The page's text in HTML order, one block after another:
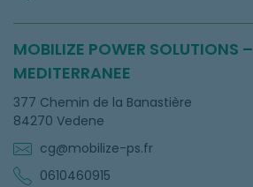
MOBILIZE POWER SOLUTIONS –
MEDITERRANEE
377 Chemin de la Banastière
84270 Vedene
cg@mobilize-ps.fr
0610460915